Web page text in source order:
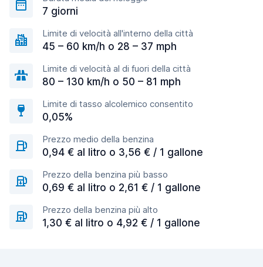
7 giorni
Limite di velocità all'interno della città
45 – 60 km/h o 28 – 37 mph
Limite di velocità al di fuori della città
80 – 130 km/h o 50 – 81 mph
Limite di tasso alcolemico consentito
0,05%
Prezzo medio della benzina
0,94 € al litro o 3,56 € / 1 gallone
Prezzo della benzina più basso
0,69 € al litro o 2,61 € / 1 gallone
Prezzo della benzina più alto
1,30 € al litro o 4,92 € / 1 gallone